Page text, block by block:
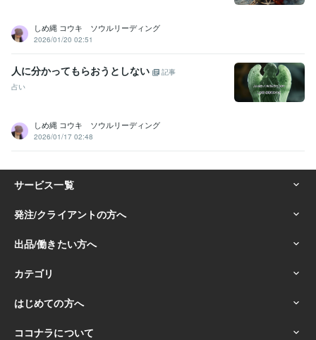
しめ縄 コウキ ソウルリーディング
2026/01/20 02:51
人に分かってもらおうとしない
記事
占い
しめ縄 コウキ ソウルリーディング
2026/01/17 02:48